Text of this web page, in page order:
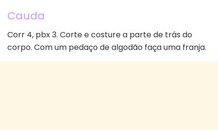
Cauda
Corr 4, pbx 3. Corte e costure a parte de trás do
corpo. Com um pedaço de algodão faça uma franja.